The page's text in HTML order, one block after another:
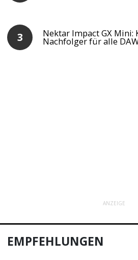
Nektar Impact GX Mini:
Nachfolger für alle
ANZEIGE
EMPFEHLUNGEN